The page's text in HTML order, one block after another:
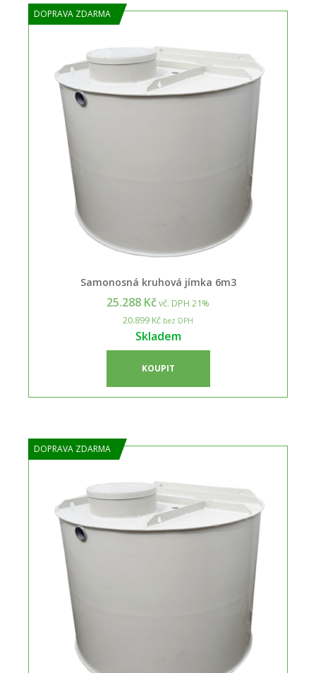
DOPRAVA ZDARMA
Samonosná kruhová jímka 6m3
25.288 Kčvč. DPH 21%
20.899 Kč bez DPH
Skladem
KOUPIT
DOPRAVA ZDARMA